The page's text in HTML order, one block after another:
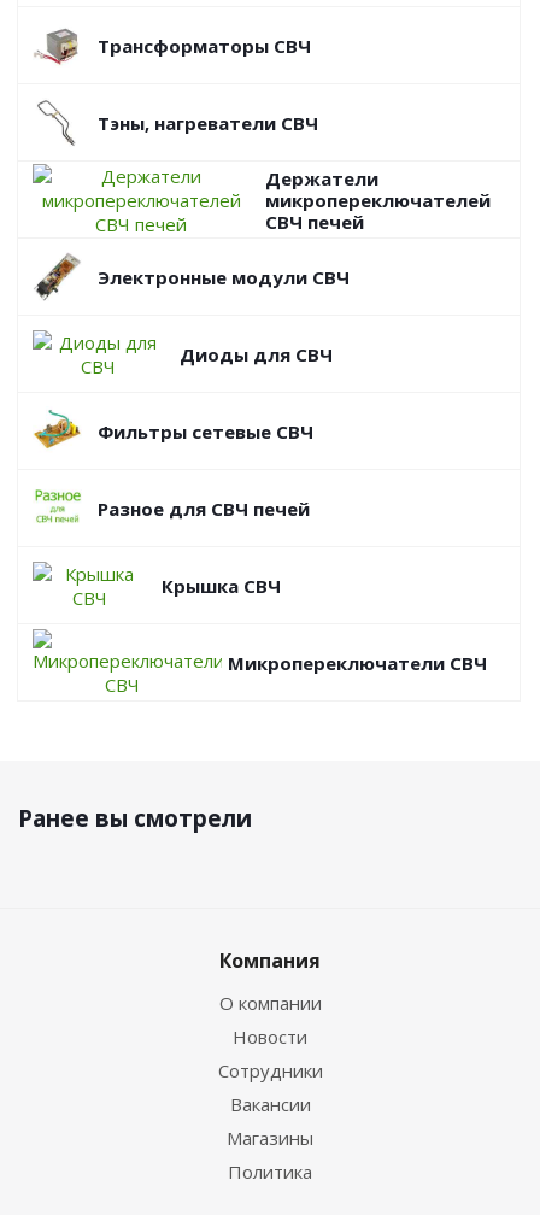
Трансформаторы СВЧ
Тэны, нагреватели СВЧ
Держатели
микропереключателей
СВЧ печей
Электронные модули СВЧ
Диоды для СВЧ
Фильтры сетевые СВЧ
Разное для СВЧ печей
Крышка СВЧ
Микропереключатели СВЧ
Ранее вы смотрели
Компания
О компании
Новости
Сотрудники
Вакансии
Магазины
Политика